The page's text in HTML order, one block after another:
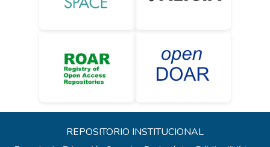
REPOSITORIO INSTITUCIONAL